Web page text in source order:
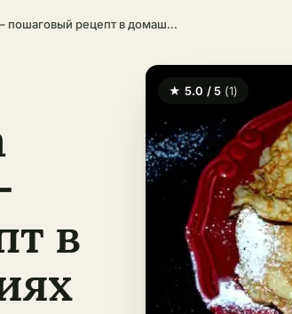
Тонкие блины на молоке с яйцом – пошаговый рецепт в домашних условиях
★ 5.0 / 5 (1)
в